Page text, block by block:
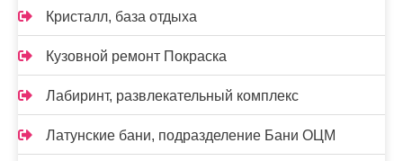
Кристалл, база отдыха
Кузовной ремонт Покраска
Лабиринт, развлекательный комплекс
Латунские бани, подразделение Бани ОЦМ